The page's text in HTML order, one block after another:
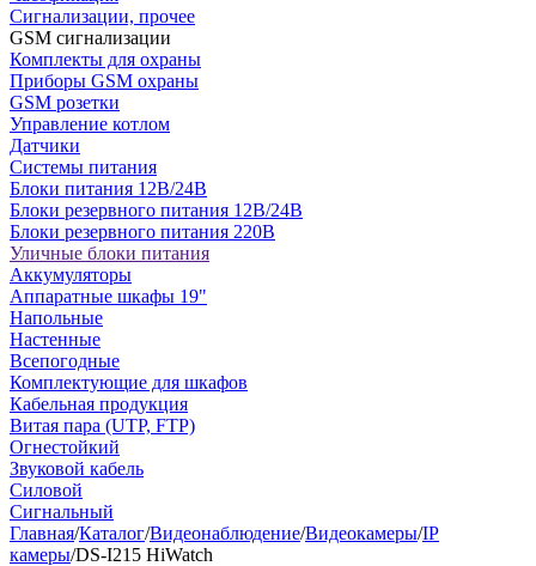
Сигнализации, прочее
GSM сигнализации
Комплекты для охраны
Приборы GSM охраны
GSM розетки
Управление котлом
Датчики
Системы питания
Блоки питания 12В/24В
Блоки резервного питания 12В/24В
Блоки резервного питания 220В
Уличные блоки питания
Аккумуляторы
Аппаратные шкафы 19"
Напольные
Настенные
Всепогодные
Комплектующие для шкафов
Кабельная продукция
Витая пара (UTP, FTP)
Огнестойкий
Звуковой кабель
Силовой
Сигнальный
Главная/Каталог/Видеонаблюдение/Видеокамеры/IP
камеры/DS-I215 HiWatch